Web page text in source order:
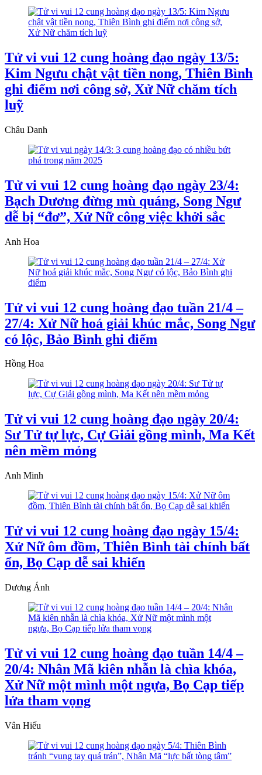
Tử vi vui 12 cung hoàng đạo ngày 13/5:
Kim Ngưu chật vật tiền nong, Thiên Bình
ghi điểm nơi công sở, Xử Nữ chăm tích
luỹ
Châu Danh
Tử vi vui 12 cung hoàng đạo ngày 23/4:
Bạch Dương đừng mù quáng, Song Ngư
dễ bị “đơ”, Xử Nữ công việc khởi sắc
Anh Hoa
Tử vi vui 12 cung hoàng đạo tuần 21/4 –
27/4: Xử Nữ hoá giải khúc mắc, Song Ngư
có lộc, Bảo Bình ghi điểm
Hồng Hoa
Tử vi vui 12 cung hoàng đạo ngày 20/4:
Sư Tử tự lực, Cự Giải gồng mình, Ma Kết
nên mềm mỏng
Anh Minh
Tử vi vui 12 cung hoàng đạo ngày 15/4:
Xử Nữ ôm đồm, Thiên Bình tài chính bất
ổn, Bọ Cạp dễ sai khiến
Dương Ánh
Tử vi vui 12 cung hoàng đạo tuần 14/4 –
20/4: Nhân Mã kiên nhẫn là chìa khóa,
Xử Nữ một mình một ngựa, Bọ Cạp tiếp
lửa tham vọng
Vân Hiếu